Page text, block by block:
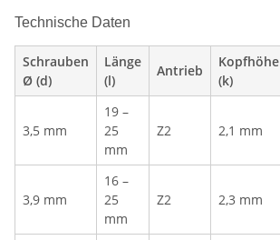
Technische Daten
Schrauben
Ø (d)
Länge
(l)
Antrieb
Kopfhöhe
(k)
3,5 mm
19 –
25
mm
Z2 2,1 mm
3,9 mm
16 –
25
mm
Z2 2,3 mm